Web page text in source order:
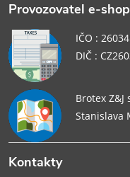
Provozovatel e-
IČO :
DIČ :
Brotex Z&J
Stanislava
Kontakty